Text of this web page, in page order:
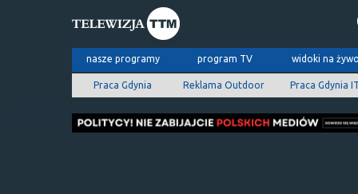
nasze programy program TV widoki na
Praca Gdynia Reklama Outdoor Praca Gdynia